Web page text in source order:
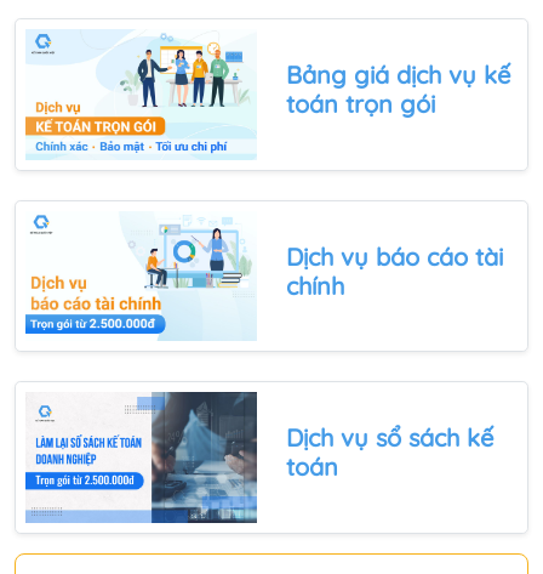
Bảng giá dịch vụ kế
toán trọn gói
Dịch vụ báo cáo tài
chính
Dịch vụ sổ sách kế
toán